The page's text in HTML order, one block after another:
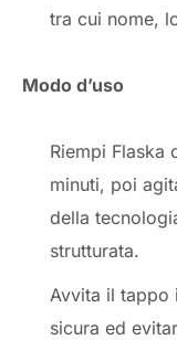
tra cui nome,
Modo d’uso
Riempi Flaska
minuti, poi
della
strutturata.
Avvita il tappo
sicura ed